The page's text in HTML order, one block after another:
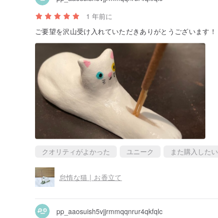
1 年前に
ご要望を沢山受け入れていただきありがとうございます！
クオリティがよかった ユニーク また購入したい
怠惰な猫 | お香立て
pp_aaosuish5vjjrmmqqnrur4qkfqlc